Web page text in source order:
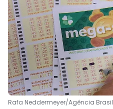
Rafa Neddermeyer/Agência Brasil